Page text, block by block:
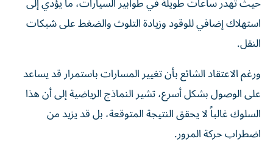
استهلاك إضافي للوقود وزيادة التلوث والضغط على شبكات
النقل.
ورغم الاعتقاد الشائع بأن تغيير المسارات باستمرار قد يساعد
على الوصول بشكل أسرع، تشير النماذج الرياضية إلى أن هذا
السلوك غالباً لا يحقق النتيجة المتوقعة، بل قد يزيد من
اضطراب حركة المرور.